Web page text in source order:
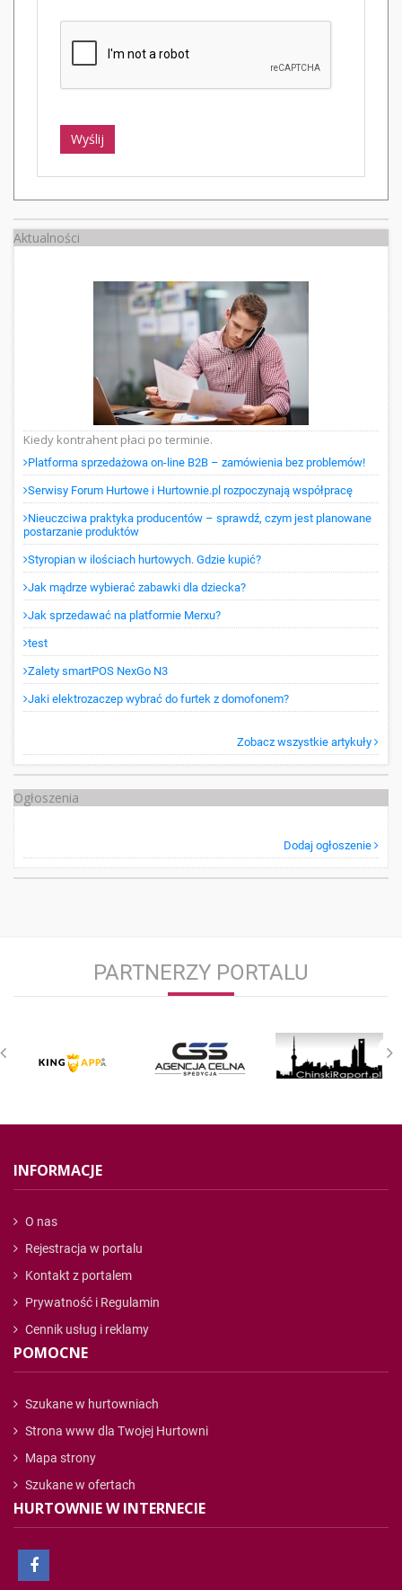
Wyślij
Aktualności
Kiedy kontrahent płaci po terminie.
Platforma sprzedażowa on-line B2B – zamówienia bez problemów!
Serwisy Forum Hurtowe i Hurtownie.pl rozpoczynają współpracę
Nieuczciwa praktyka producentów – sprawdź, czym jest planowane
postarzanie produktów
Styropian w ilościach hurtowych. Gdzie kupić?
Jak mądrze wybierać zabawki dla dziecka?
Jak sprzedawać na platformie Merxu?
test
Zalety smartPOS NexGo N3
Jaki elektrozaczep wybrać do furtek z domofonem?
Zobacz wszystkie artykuły
Ogłoszenia
Dodaj ogłoszenie
PARTNERZY PORTALU
INFORMACJE
O nas
Rejestracja w portalu
Kontakt z portalem
Prywatność i Regulamin
Cennik usług i reklamy
POMOCNE
Szukane w hurtowniach
Strona www dla Twojej Hurtowni
Mapa strony
Szukane w ofertach
HURTOWNIE W INTERNECIE